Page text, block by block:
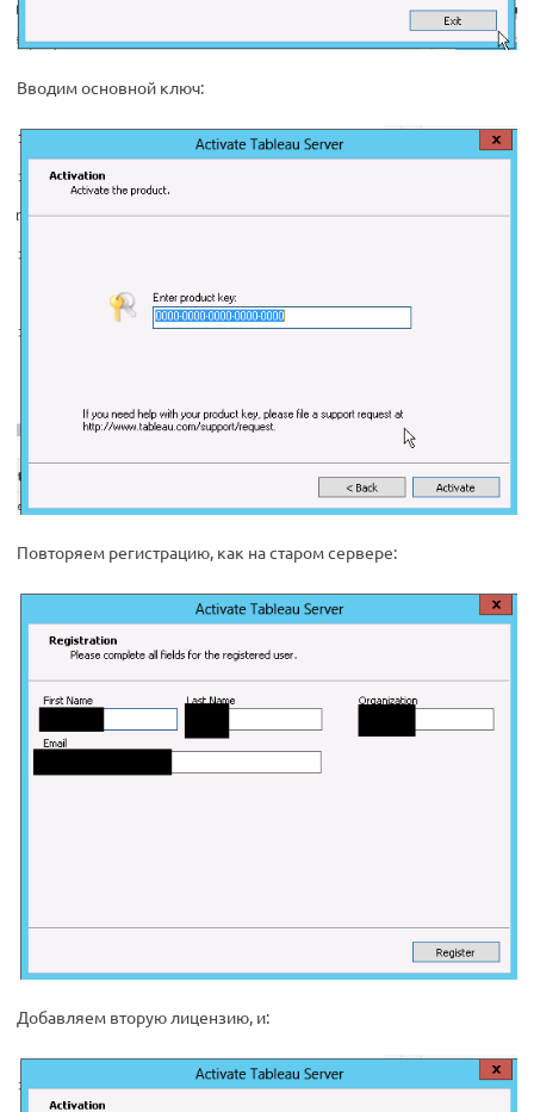
Вводим основной ключ:
Повторяем регистрацию, как на старом сервере:
Добавляем вторую лицензию, и: